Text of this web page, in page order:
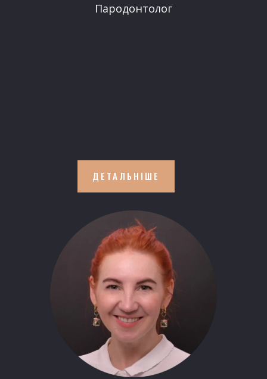
Пародонтолог
ДЕТАЛЬНІШЕ